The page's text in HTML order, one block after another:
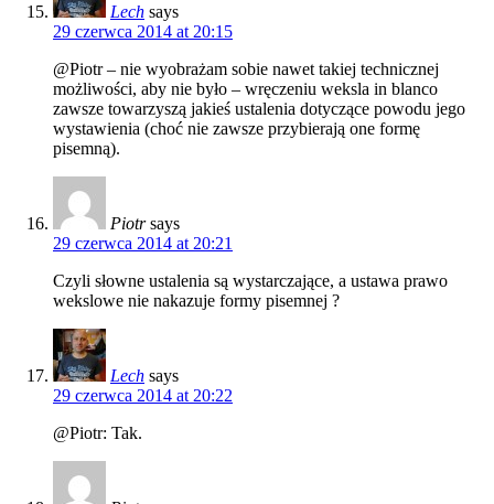
Lech says
29 czerwca 2014 at 20:15
@Piotr – nie wyobrażam sobie nawet takiej technicznej
możliwości, aby nie było – wręczeniu weksla in blanco
zawsze towarzyszą jakieś ustalenia dotyczące powodu jego
wystawienia (choć nie zawsze przybierają one formę
pisemną).
Piotr says
29 czerwca 2014 at 20:21
Czyli słowne ustalenia są wystarczające, a ustawa prawo
wekslowe nie nakazuje formy pisemnej ?
Lech says
29 czerwca 2014 at 20:22
@Piotr: Tak.